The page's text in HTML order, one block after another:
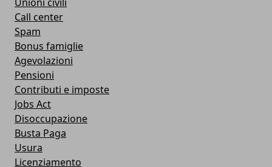
Call center
Spam
Bonus famiglie
Agevolazioni
Pensioni
Contributi e imposte
Jobs Act
Disoccupazione
Busta Paga
Usura
Licenziamento